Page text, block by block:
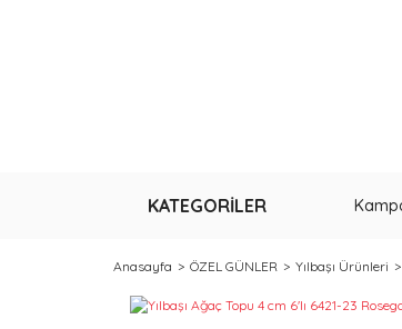
KATEGORİLER
Anasayfa ÖZEL GÜNLER Yılbaşı Ürünleri